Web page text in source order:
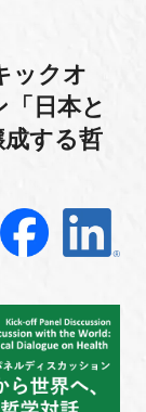
ックオ
日本と
する哲